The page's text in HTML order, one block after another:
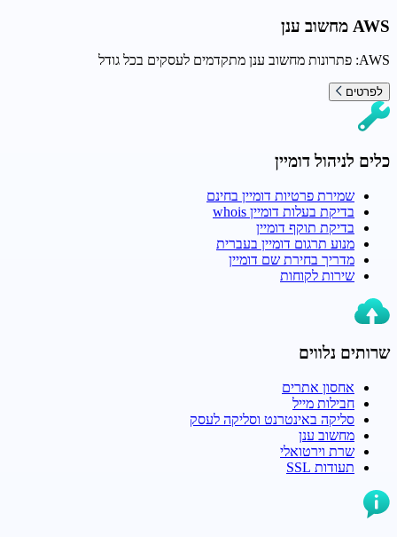
AWS מחשוב ענן
AWS: פתרונות מחשוב ענן מתקדמים לעסקים בכל גודל
לפרטים
כלים לניהול דומיין
שמירת פרטיות דומיין בחינם
בדיקת בעלות דומיין whois
בדיקת תוקף דומיין
מנוע תרגום דומיין בעברית
מדריך בחירת שם דומיין
שירות לקוחות
שרותים נלווים
אחסון אתרים
חבילות מייל
סליקה באינטרנט וסליקה לעסק
מחשוב ענן
שרת וירטואלי
תעודות SSL